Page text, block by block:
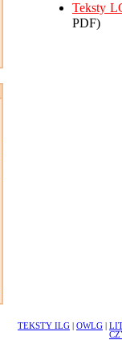
Teksty
PDF)
TEKSTY ILG OWLG